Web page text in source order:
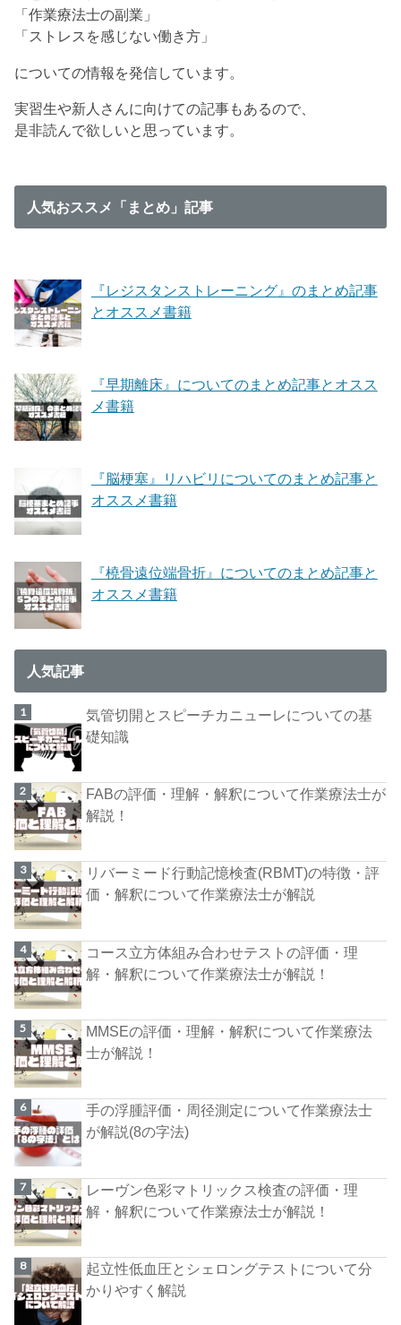
「作業療法士の副業」
「ストレスを感じない働き方」
についての情報を発信しています。
実習生や新人さんに向けての記事もあるので、
是非読んで欲しいと思っています。
人気おススメ「まとめ」記事
『レジスタンストレーニング』のまとめ記事
とオススメ書籍
『早期離床』についてのまとめ記事とオスス
メ書籍
『脳梗塞』リハビリについてのまとめ記事と
オススメ書籍
『橈骨遠位端骨折』についてのまとめ記事と
オススメ書籍
人気記事
気管切開とスピーチカニューレについての基
礎知識
FABの評価・理解・解釈について作業療法士が
解説！
リバーミード行動記憶検査(RBMT)の特徴・評
価・解釈について作業療法士が解説
コース立方体組み合わせテストの評価・理
解・解釈について作業療法士が解説！
MMSEの評価・理解・解釈について作業療法
士が解説！
手の浮腫評価・周径測定について作業療法士
が解説(8の字法)
レーヴン色彩マトリックス検査の評価・理
解・解釈について作業療法士が解説！
起立性低血圧とシェロングテストについて分
かりやすく解説